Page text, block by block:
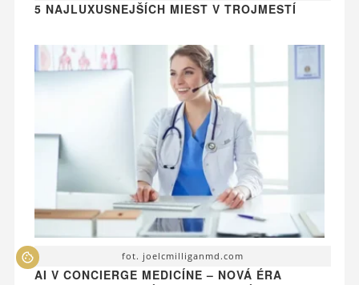
5 NAJLUXUSNEJŠÍCH MIEST V TROJMESTÍ
fot. joelcmilliganmd.com
AI V CONCIERGE MEDICÍNE – NOVÁ ÉRA